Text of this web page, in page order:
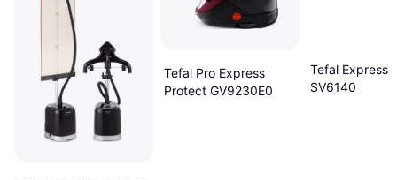
Tefal Pro Express
Protect GV9230E0
Tefal Express
SV6140